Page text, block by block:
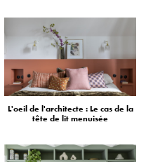
L'oeil de l'architecte : Le cas de la
tête de lit menuisée